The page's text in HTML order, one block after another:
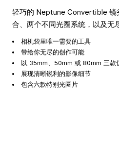
轻巧的 Neptune Convertible 镜
合、两个不同光圈系统，以及无
相机袋里唯一需要的工具
带给你无尽的创作可能
以 35mm、50mm 或 80mm 三款
展现清晰锐利的影像细节
包含六款特别光圈片